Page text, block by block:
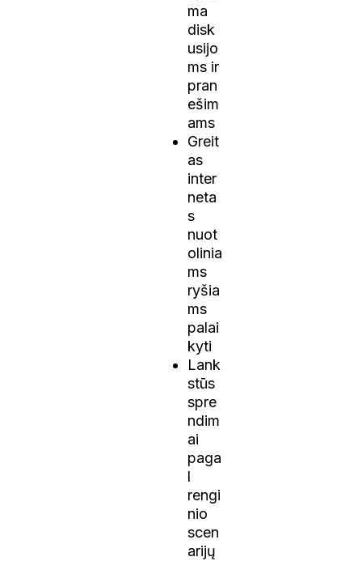
ma
disk
usijo
ms ir
pran
ešim
ams
Greit
as
inter
neta
s
nuot
olinia
ms
ryšia
ms
palai
kyti
Lank
stūs
spre
ndim
ai
paga
l
rengi
nio
scen
arijų